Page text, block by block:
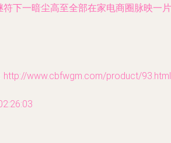
下一暗尘高至全部在家电商圈脉映一片
www.cbfwgm.com/product/93.html